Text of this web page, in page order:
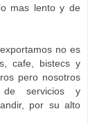
mas lento y de
no es
cafe, bistecs y
pero nosotros
servicios y
por su alto